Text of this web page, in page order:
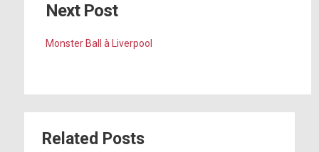
Next Post
Monster Ball à Liverpool
Related Posts